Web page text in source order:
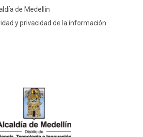
de Medellín
y privacidad de la información